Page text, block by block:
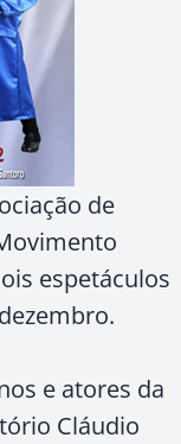
de
espetáculos
e atores da
Cláudio